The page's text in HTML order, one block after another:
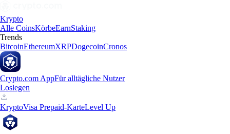
Krypto
Alle CoinsKörbeEarnStaking
Trends
BitcoinEthereumXRPDogecoinCronos
Crypto.com AppFür alltägliche Nutzer
Loslegen
KryptoVisa Prepaid-KarteLevel Up